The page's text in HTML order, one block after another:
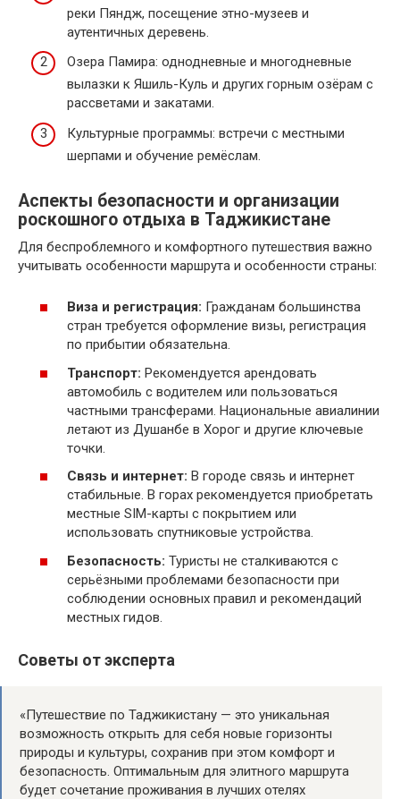
реки Пяндж, посещение этно-музеев и
аутентичных деревень.
Озера Памира: однодневные и многодневные
вылазки к Яшиль-Куль и других горным озёрам с
рассветами и закатами.
Культурные программы: встречи с местными
шерпами и обучение ремёслам.
Аспекты безопасности и организации
роскошного отдыха в Таджикистане
Для беспроблемного и комфортного путешествия важно
учитывать особенности маршрута и особенности страны:
Виза и регистрация: Гражданам большинства
стран требуется оформление визы, регистрация
по прибытии обязательна.
Транспорт: Рекомендуется арендовать
автомобиль с водителем или пользоваться
частными трансферами. Национальные авиалинии
летают из Душанбе в Хорог и другие ключевые
точки.
Связь и интернет: В городе связь и интернет
стабильные. В горах рекомендуется приобретать
местные SIM-карты с покрытием или
использовать спутниковые устройства.
Безопасность: Туристы не сталкиваются с
серьёзными проблемами безопасности при
соблюдении основных правил и рекомендаций
местных гидов.
Советы от эксперта
«Путешествие по Таджикистану — это уникальная
возможность открыть для себя новые горизонты
природы и культуры, сохранив при этом комфорт и
безопасность. Оптимальным для элитного маршрута
будет сочетание проживания в лучших отелях